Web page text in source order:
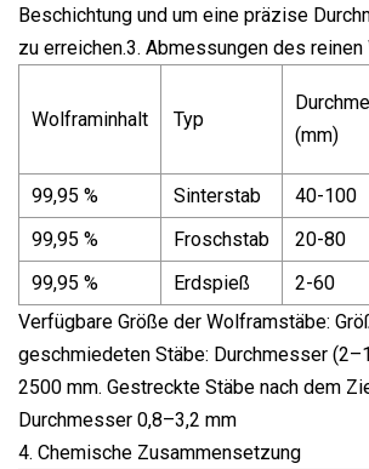
Beschichtung und um eine präzise
zu erreichen.3. Abmessungen des
Wolframinhalt Typ
(mm)
99,95 % Sinterstab 40-100
99,95 %
Froschstab 20-80
99,95 %
Erdspieß 2-60
Verfügbare Größe der Wolframstäbe:
geschmiedeten Stäbe: Durchmesser
2500 mm. Gestreckte Stäbe nach dem
Durchmesser 0,8–3,2 mm
4. Chemische Zusammensetzung